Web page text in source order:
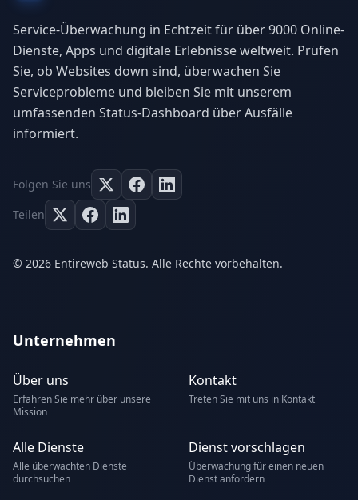
Service-Überwachung in Echtzeit für über 9000 Online-
Dienste, Apps und digitale Erlebnisse weltweit. Prüfen
Sie, ob Websites down sind, überwachen Sie
Serviceprobleme und bleiben Sie mit unserem
umfassenden Status-Dashboard über Ausfälle
informiert.
Folgen Sie uns
Teilen
© 2026 Entireweb Status. Alle Rechte vorbehalten.
Unternehmen
Über uns
Erfahren Sie mehr über unsere
Mission
Kontakt
Treten Sie mit uns in Kontakt
Alle Dienste
Alle überwachten Dienste
durchsuchen
Dienst vorschlagen
Überwachung für einen neuen
Dienst anfordern